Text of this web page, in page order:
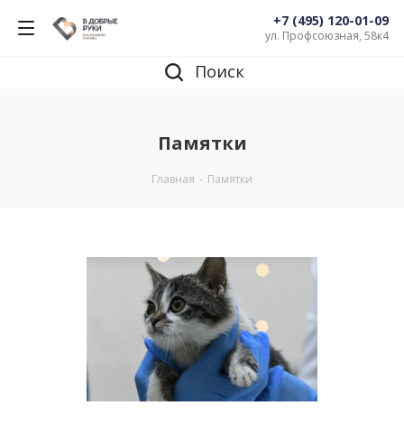
+7 (495) 120-01-09
ул. Профсоюзная, 58к4
Поиск
Памятки
Главная - Памятки